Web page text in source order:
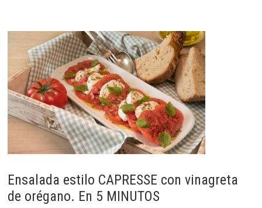
Ensalada estilo CAPRESSE con vinagreta
de orégano. En 5 MINUTOS